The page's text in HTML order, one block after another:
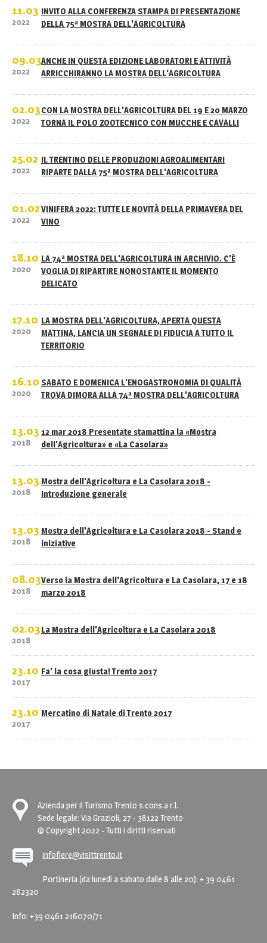
11.03
2022
INVITO ALLA CONFERENZA STAMPA DI PRESENTAZIONE
DELLA 75ª MOSTRA DELL'AGRICOLTURA
09.03
2022
ANCHE IN QUESTA EDIZIONE LABORATORI E ATTIVITÀ
ARRICCHIRANNO LA MOSTRA DELL'AGRICOLTURA
02.03
2022
CON LA MOSTRA DELL'AGRICOLTURA DEL 19 E 20 MARZO
TORNA IL POLO ZOOTECNICO CON MUCCHE E CAVALLI
25.02
2022
IL TRENTINO DELLE PRODUZIONI AGROALIMENTARI
RIPARTE DALLA 75ª MOSTRA DELL'AGRICOLTURA
01.02
2022
VINIFERA 2022: TUTTE LE NOVITÀ DELLA PRIMAVERA DEL
VINO
18.10
2020
LA 74ª MOSTRA DELL'AGRICOLTURA IN ARCHIVIO. C'È
VOGLIA DI RIPARTIRE NONOSTANTE IL MOMENTO
DELICATO
17.10
2020
LA MOSTRA DELL'AGRICOLTURA, APERTA QUESTA
MATTINA, LANCIA UN SEGNALE DI FIDUCIA A TUTTO IL
TERRITORIO
16.10
2020
SABATO E DOMENICA L'ENOGASTRONOMIA DI QUALITÀ
TROVA DIMORA ALLA 74ª MOSTRA DELL'AGRICOLTURA
13.03
2018
12 mar 2018 Presentate stamattina la «Mostra
dell'Agricoltura» e «La Casolara»
13.03
2018
Mostra dell'Agricoltura e La Casolara 2018 -
Introduzione generale
13.03
2018
Mostra dell'Agricoltura e La Casolara 2018 - Stand e
iniziative
08.03
2018
Verso la Mostra dell'Agricoltura e La Casolara, 17 e 18
marzo 2018
02.03
2018
La Mostra dell'Agricoltura e La Casolara 2018
23.10
2017
Fa' la cosa giusta! Trento 2017
23.10
2017
Mercatino di Natale di Trento 2017
Azienda per il Turismo Trento s.cons.a r.l.
Sede legale: Via Grazioli, 27 - 38122 Trento
© Copyright 2022 - Tutti i diritti riservati
infofiere@visittrento.it
Portineria (da lunedì a sabato dalle 8 alle 20): + 39 0461
282320
Info: +39 0461 216070/71